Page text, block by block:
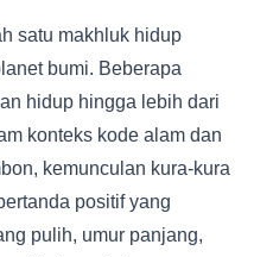
satu makhluk hidup
bumi. Beberapa
hidup hingga lebih dari
konteks kode alam dan
kemunculan kura-kura
positif yang
pulih, umur panjang,